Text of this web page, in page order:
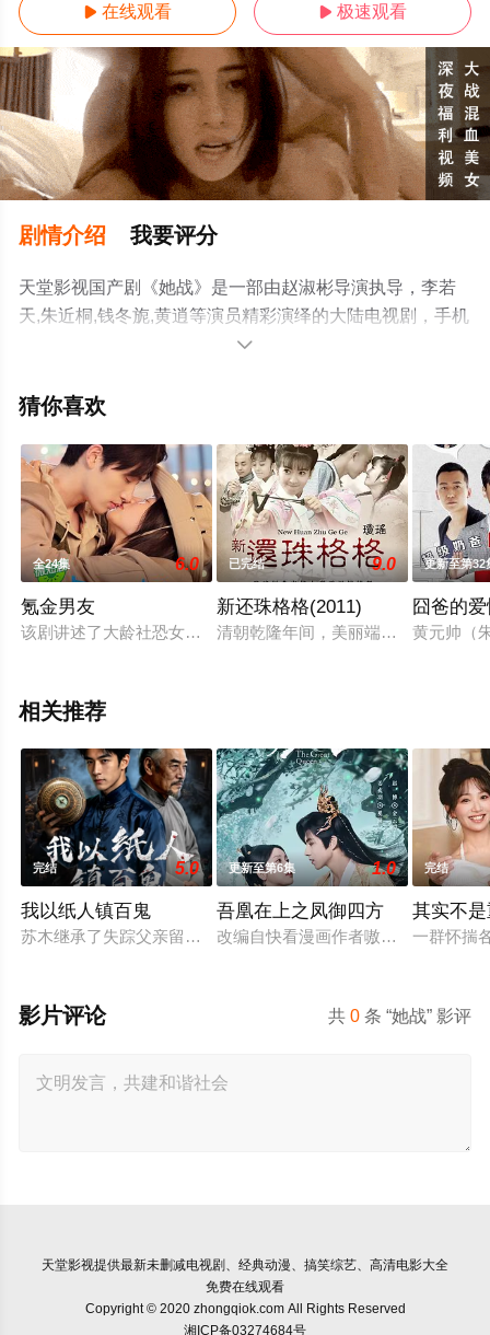
 在线观看  极速观看
剧情介绍 我要评分
天堂影视国产剧《她战》是一部由赵淑彬导演执导，李若
天,朱近桐,钱冬旎,黄逍等演员精彩演绎的大陆电视剧，手机
免费观看高清无删减完整版电视剧全集就上天堂电影网，
台了解。

猜你喜欢
全24集 6.0
氪金男友
该剧讲述了大龄社恐女青年邱菲菲在母亲“最后通牒”的催婚下，
已完结 9.0
新还珠格格(2011)
清朝乾隆年间，美丽端庄的姑娘夏紫
更新至第32
囧爸的
黄元帅（
相关推荐
完结 5.0
我以纸人镇百鬼
苏木继承了失踪父亲留下的白事馆，本想低调扎纸维生，却因
更新至第6集 1.0
吾凰在上之凤御四方
改编自快看漫画作者嗷小泽的独家连
完结
其实不
一群怀揣
共0 条 “她战” 影评
影片评论
天堂影视提供最新未删减电视剧、经典动漫、搞笑综艺、高清电影大全
免费在线观看
Copyright © 2020 zhongqiok.com All Rights Reserved
湘ICP备03274684号